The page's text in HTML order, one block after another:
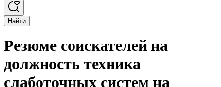
Найти
Резюме соискателей на
должность техника
слаботочных систем на